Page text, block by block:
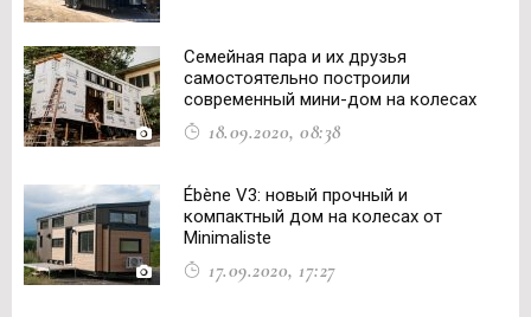
Семейная пара и их друзья
самостоятельно построили
современный мини-дом на колесах
18.09.2020, 08:38
Ébène V3: новый прочный и
компактный дом на колесах от
Minimaliste
17.09.2020, 17:27